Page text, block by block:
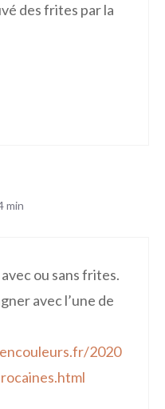
des frites par la
min
ou sans frites.
avec l’une de
2020